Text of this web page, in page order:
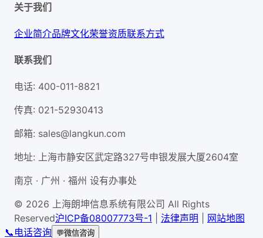
关于我们
企业简介品牌文化荣誉资质联系方式
联系我们
电话: 400-011-8821
传真: 021-52930413
邮箱: sales@langkun.com
地址: 上海市静安区武定路327号申银发展大厦2604室
南京 · 广州 · 福州 设有办事处
© 2026 上海朗坤信息系统有限公司 All Rights
Reserved沪ICP备08007773号-1 法律声明
网站地图
📞 电话咨询 💬微信咨询